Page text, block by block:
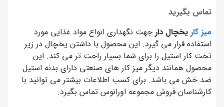
تماس بگیرید
میز کار یخچال دار جهت نگهداری انواع مواد غذایی مورد
استفاده قرار می گیرد. این محصول با داشتن یخچال در زیر
تخت کار استیل را برای شما بسیار راحت تر می کند. این
محصول همانند دیگر میز کار های صنعتی دارای بدنه استیل
ضد خش می باشد. برای کسب اطلاعات بیشتر می توانید با
کارشناسان فروش مجموعه اورانوس تماس بگیرد.